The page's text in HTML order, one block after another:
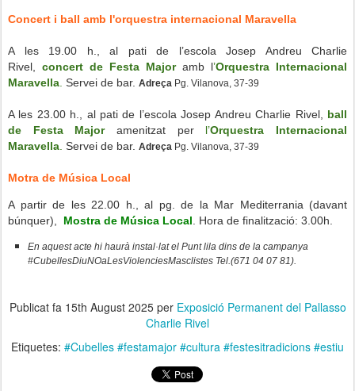
Concert i ball amb l'orquestra internacional Maravella
A les 19.00 h., al pati de l’escola Josep Andreu Charlie
Rivel,
concert de Festa Major amb l’Orquestra Internacional
Maravella Servei de bar. Adreça Pg. Vilanova, 37-39
A les 23.00 h., al pati de l’escola Josep Andreu Charlie Rivel,
ball
de Festa Major
amenitzat per l’Orquestra Internacional
Maravella Servei de bar. Adreça Pg. Vilanova, 37-39
Motra de Música Local
A partir de les 22.00 h., al pg. de la Mar Mediterrania (davant
búnquer),
Mostra de Música Local . Hora de finalització: 3.00h.
En aquest acte hi haurà instal·lat el Punt lila dins de la campanya
#CubellesDiuNOaLesViolenciesMasclistes Tel. (671 04 07 81).
Publicat fa 15th August 2025per Exposició Permanent del Pallasso
Charlie Rivel
Etiquetes: #Cubelles #festamajor #cultura #festesitradicions #estiu